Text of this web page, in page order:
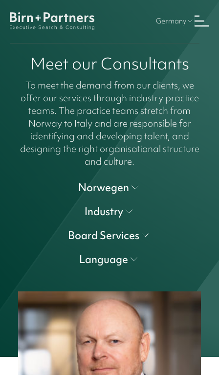
Germany
Meet our Consultants
To meet the demand from our clients, we
offer our services through industry practice
teams. The practice teams stretch from
Norway to Italy and are responsible for
identifying and developing talent, and
designing the right organisational structure
and culture.
Norwegen
Industry
Board Services
Language